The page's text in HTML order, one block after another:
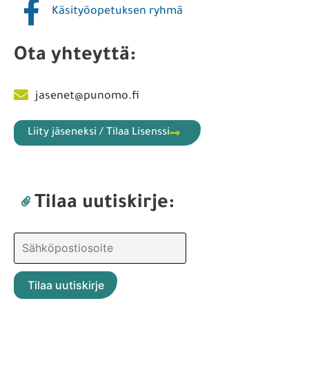
Käsityöopetuksen ryhmä
Ota yhteyttä:
jasenet@punomo.fi
Liity jäseneksi / Tilaa Lisenssi
Tilaa uutiskirje: